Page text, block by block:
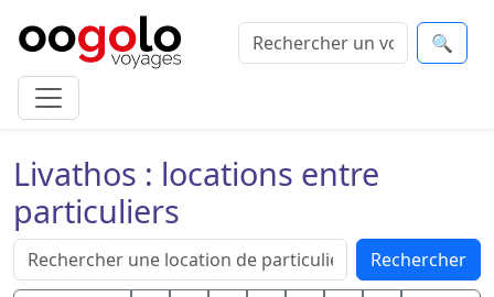
🔍
Livathos : locations entre
particuliers
Rechercher